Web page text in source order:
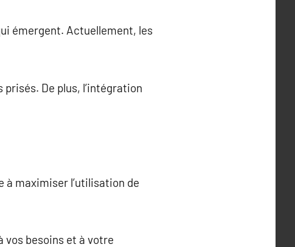
émergent. Actuellement, les
De plus, l’intégration
à maximiser l’utilisation de
vos besoins et à votre